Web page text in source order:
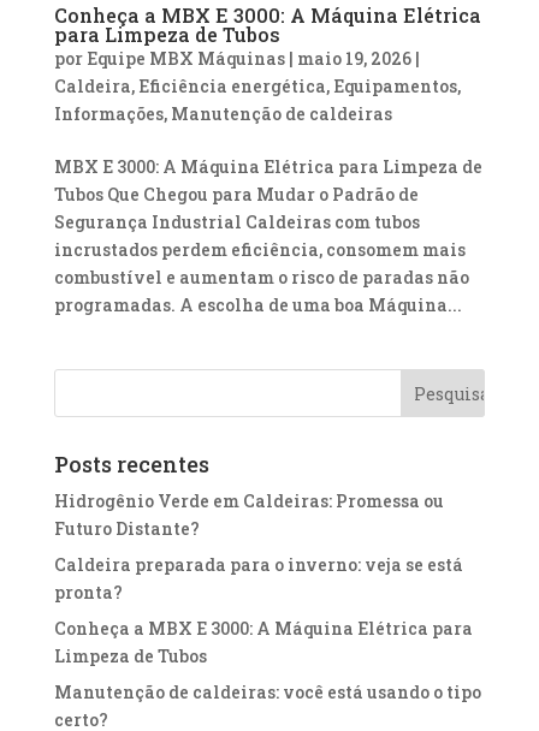
Conheça a MBX E 3000: A Máquina Elétrica
para Limpeza de Tubos
por Equipe MBX Máquinas| maio 19, 2026|
Caldeira, Eficiência energética, Equipamentos,
Informações, Manutenção de caldeiras
MBX E 3000: A Máquina Elétrica para Limpeza de
Tubos Que Chegou para Mudar o Padrão de
Segurança Industrial Caldeiras com tubos
incrustados perdem eficiência, consomem mais
combustível e aumentam o risco de paradas não
programadas. A escolha de uma boa Máquina...
Posts recentes
Hidrogênio Verde em Caldeiras: Promessa ou
Futuro Distante?
Caldeira preparada para o inverno: veja se está
pronta?
Conheça a MBX E 3000: A Máquina Elétrica para
Limpeza de Tubos
Manutenção de caldeiras: você está usando o tipo
certo?